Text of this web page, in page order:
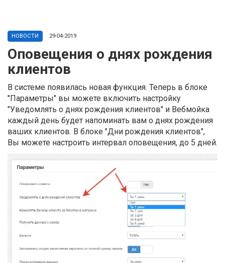
НОВОСТИ 29-04-2019
Оповещения о днях рождения
клиентов
В системе появилась новая функция. Теперь в блоке
"Параметры" вы можете включить настройку
"Уведомлять о днях рождения клиентов" и Вебмойка
каждый день будет напоминать вам о днях рождения
ваших клиентов. В блоке "Дни рождения клиентов",
Вы можете настроить интервал оповещения, до 5 дней.